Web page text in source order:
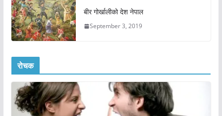
बीर गोर्खालीको देश नेपाल
September 3, 2019
रोचक